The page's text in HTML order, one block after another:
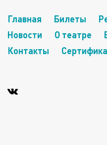
Главная Билеты
Новости
О театре
Контакты